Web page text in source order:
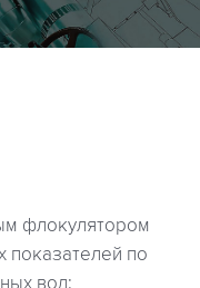
флокулятором
показателей по
вод;